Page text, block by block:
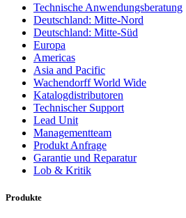
Technische Anwendungsberatung
Deutschland: Mitte-Nord
Deutschland: Mitte-Süd
Europa
Americas
Asia and Pacific
Wachendorff World Wide
Katalogdistributoren
Technischer Support
Lead Unit
Managementteam
Produkt Anfrage
Garantie und Reparatur
Lob & Kritik
Produkte